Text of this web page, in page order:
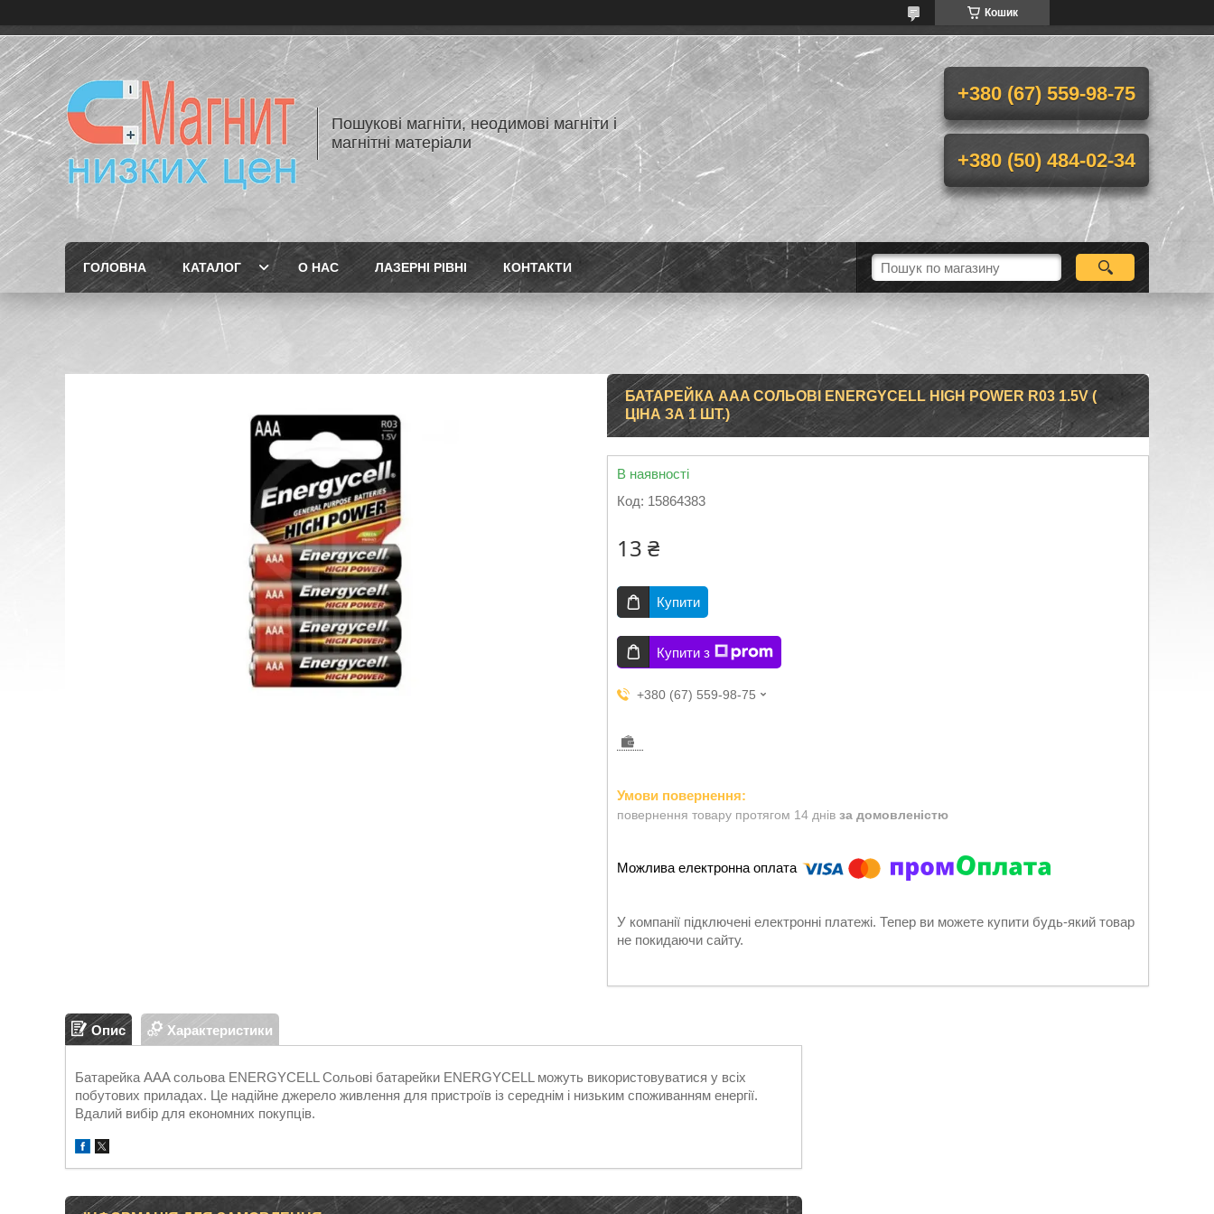
Кошик
Пошукові магніти, неодимові магніти і
магнітні матеріали
+380 (67) 559-98-75
+380 (50) 484-02-34
ГОЛОВНА КАТАЛОГ О НАС ЛАЗЕРНІ РІВНІ КОНТАКТИ
БАТАРЕЙКА ААA СОЛЬОВІ ENERGYCELL HIGH POWER R03 1.5V (
ЦІНА ЗА 1 ШТ.)
В наявності
Код: 15864383
13 ₴
Купити
Купити з
+380 (67) 559-98-75
повернення товару протягом 14 днів за домовленістю
У компанії підключені електронні платежі. Тепер ви можете купити будь-який товар
не покидаючи сайту.
Опис Характеристики
Батарейка ААA сольова ENERGYCELL Сольові батарейки ENERGYCELL можуть використовуватися у всіх
побутових приладах. Це надійне джерело живлення для пристроїв із середнім і низьким споживанням енергії.
Вдалий вибір для економних покупців.